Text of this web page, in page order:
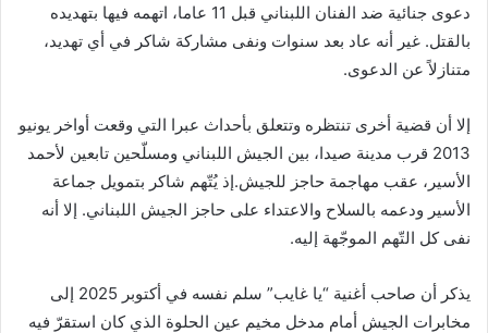
دعوى جنائية ضد الفنان اللبناني قبل 11 عاما، اتهمه فيها بتهديده
بالقتل. غير أنه عاد بعد سنوات ونفى مشاركة شاكر في أي تهديد،
متنازلاً عن الدعوى.
إلا أن قضية أخرى تنتظره وتتعلق بأحداث عبرا التي وقعت أواخر يونيو
2013 قرب مدينة صيدا، بين الجيش اللبناني ومسلّحين تابعين لأحمد
الأسير، عقب مهاجمة حاجز للجيش.إذ يُتّهم شاكر بتمويل جماعة
الأسير ودعمه بالسلاح والاعتداء على حاجز الجيش اللبناني. إلا أنه
نفى كل التّهم الموجّهة إليه.
يذكر أن صاحب أغنية “يا غايب” سلم نفسه في أكتوبر 2025 إلى
مخابرات الجيش أمام مدخل مخيم عين الحلوة الذي كان استقرّ فيه